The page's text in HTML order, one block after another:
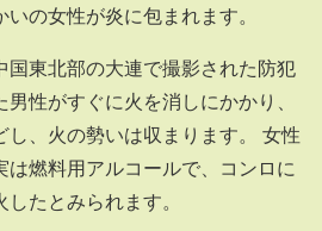
の女性が炎に包まれます。
東北部の大連で撮影された防犯
性がすぐに火を消しにかかり、
し、火の勢いは収まります。 女性
は燃料用アルコールで、コンロに
たとみられます。